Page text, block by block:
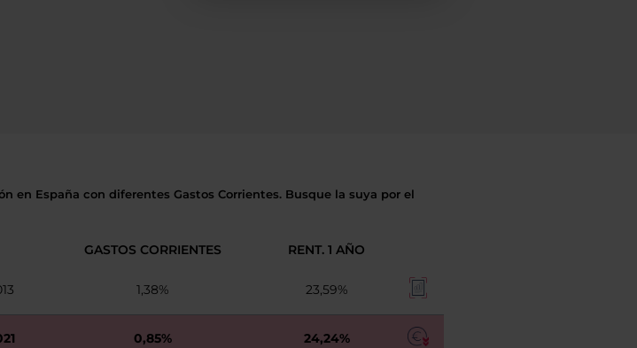
en España con diferentes Gastos Corrientes. Busque la suya por el
GASTOS CORRIENTES RENT. 1 AÑO
1,38% 23,59%
0,85% 24,24%